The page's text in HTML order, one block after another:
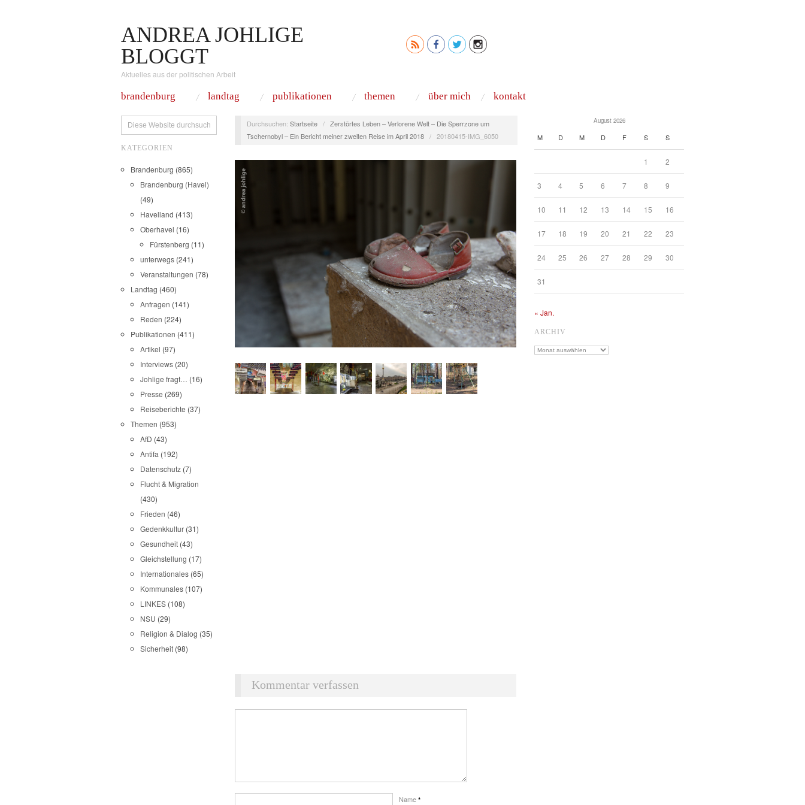
ANDREA JOHLIGE
BLOGGT
Aktuelles aus der politischen Arbeit
brandenburg landtag publikationen themen über mich kontakt
KATEGORIEN
Brandenburg (865)
Brandenburg (Havel)
(49)
Havelland (413)
Oberhavel (16)
Fürstenberg (11)
unterwegs (241)
Veranstaltungen (78)
Landtag (460)
Anfragen (141)
Reden (224)
Publikationen (411)
Artikel (97)
Interviews (20)
Johlige fragt… (16)
Presse (269)
Reiseberichte (37)
Themen (953)
AfD (43)
Antifa (192)
Datenschutz (7)
Flucht & Migration
(430)
Frieden (46)
Gedenkkultur (31)
Gesundheit (43)
Gleichstellung (17)
Internationales (65)
Kommunales (107)
LINKES (108)
NSU (29)
Religion & Dialog (35)
Sicherheit (98)
Durchsuchen: Startseite / Zerstörtes Leben – Verlorene Welt – Die Sperrzone um
Tschernobyl – Ein Bericht meiner zweiten Reise im April 2018 / 20180415-IMG_6050
Kommentar verfassen
Name *
August 2026
M D M D F S S
1 2
3 4 5 6 7 8 9
10 11 12 13 14 15 16
17 18 19 20 21 22 23
24 25 26 27 28 29 30
31
« Jan.
ARCHIV
Archiv